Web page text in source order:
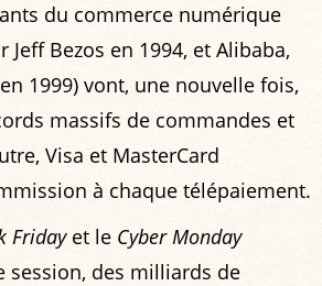
du commerce numérique
Jeff Bezos en 1994, et Alibaba,
1999) vont, une nouvelle fois,
massifs de commandes et
Visa et MasterCard
à chaque télépaiement.
Fridayet le Cyber Monday
session, des milliards de